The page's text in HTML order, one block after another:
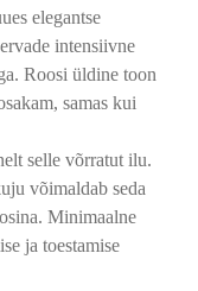
elegantse
intensiivne
Roosi üldine toon
samas kui
selle võrratut ilu.
võimaldab seda
Minimaalne
ja toestamise